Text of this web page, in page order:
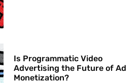
Is Programmatic Video
Advertising the Future of Ad
Monetization?